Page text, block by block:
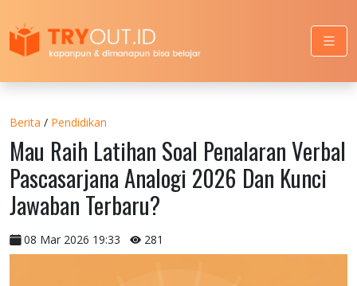
Berita / Pendidikan
Mau Raih Latihan Soal Penalaran Verbal
Pascasarjana Analogi 2026 Dan Kunci
Jawaban Terbaru?
08 Mar 2026 19:33 281